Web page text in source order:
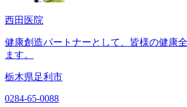
西田医院
健康創造パートナーとして、皆様の健康
ます。
栃木県足利市
0284-65-0088